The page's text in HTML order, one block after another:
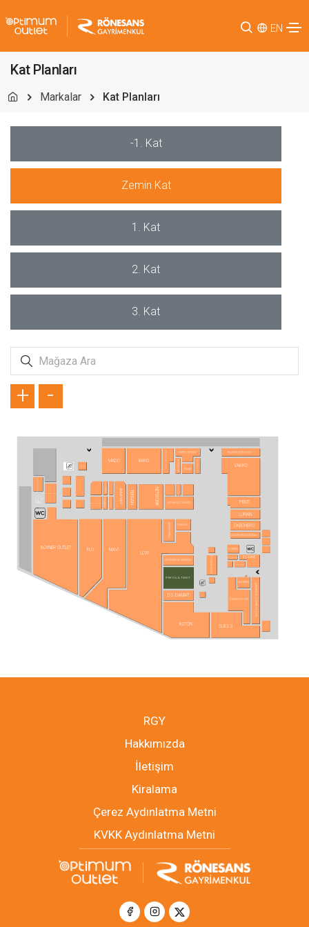
EN
Kat Planları
Markalar Kat Planları
-1. Kat
Zemin Kat
1. Kat
2. Kat
3. Kat
ALTINYILDIZ CLASSICS
ARABİCA COFFEE HOUSE
ATASAY
ATASUN OPTİK
BEKO
BEYMEN BUSINESS
BLUE DIAMOND
BOYNER OUTLET
DS DAMAT
ECZANE
FLO
FLORMAR
GUESS
ING BANK
İPEKYOL & TWIST
KAHVE DÜNYASI
KOÇAK GOLD
KOTON
KVK STORE
LCW
LUFIAN
MADO
MAVİ
NETWORK PENTİ
SAMSUNG MOBILE
SİMİTÇİ DÜNYASI
SKECHERS
STARBUCKS
SUWEN
TERGAN
TOMMY HILFIGER
TÖMBEKİ
TURKCELL
VAKKO
VODAFONE
YVES ROCHER
ZÜMRÜT GOLD
TÜRK TELEKOM
JIMMY KEY
OTTICO OPTİK LENS
+ -
RGY
Hakkımızda
İletişim
Kiralama
Çerez Aydınlatma Metni
KVKK Aydınlatma Metni